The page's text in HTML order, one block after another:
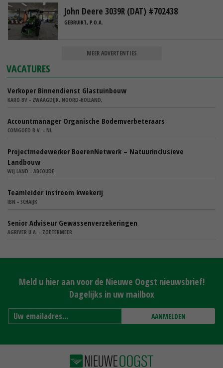
John Deere 3039R (DAT) #702438
GEBRUIKT, P.O.A.
MEER ADVERTENTIES
VACATURES
Verkoper Binnendienst Glastuinbouw
KARO BV - ZWAAGDIJK, NOORD-HOLLAND,
Accountmanager Organische Bodemverbeteraars
COMGOED B.V. - NL
Projectmedewerker BoerenNetwerk – Natuurinclusieve
Landbouw
WIJ.LAND - ABCOUDE
Teamleider instroom kwekerij
IBN - SCHAIJK
Senior Adviseur Gewassenverzekeringen
AGRIVER U.A. - ZOETERMEER
Meld u hier aan voor de Nieuwe Oogst nieuwsbrief!
Dagelijks in uw mailbox
AANMELDEN